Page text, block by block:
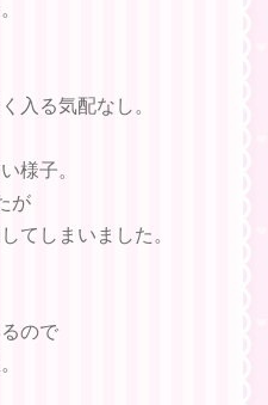
入る気配なし。
様子。
が
てしまいました。
ので